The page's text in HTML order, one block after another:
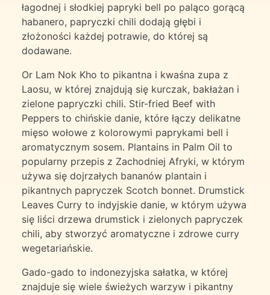
łagodnej i słodkiej papryki bell po paląco gorącą
habanero, papryczki chili dodają głębi i
złożoności każdej potrawie, do której są
dodawane.
Or Lam Nok Kho to pikantna i kwaśna zupa z
Laosu, w której znajdują się kurczak, bakłażan i
zielone papryczki chili. Stir-fried Beef with
Peppers to chińskie danie, które łączy delikatne
mięso wołowe z kolorowymi paprykami bell i
aromatycznym sosem. Plantains in Palm Oil to
popularny przepis z Zachodniej Afryki, w którym
używa się dojrzałych bananów plantain i
pikantnych papryczek Scotch bonnet. Drumstick
Leaves Curry to indyjskie danie, w którym używa
się liści drzewa drumstick i zielonych papryczek
chili, aby stworzyć aromatyczne i zdrowe curry
wegetariańskie.
Gado-gado to indonezyjska sałatka, w której
znajduje się wiele świeżych warzyw i pikantny